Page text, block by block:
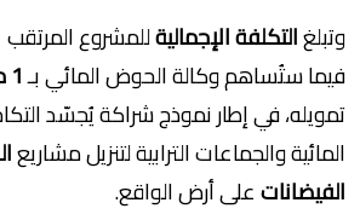
وتبلغالتكلفة الإجماليةللمشروع المرتقب
فيما ستُساهم وكالة الحوض المائي بـ1
تمويله، في إطار نموذج شراكة يُجسّد
المائية والجماعات الترابية لتنزيل مشاريع
الفيضاناتعلى أرض الواقع.